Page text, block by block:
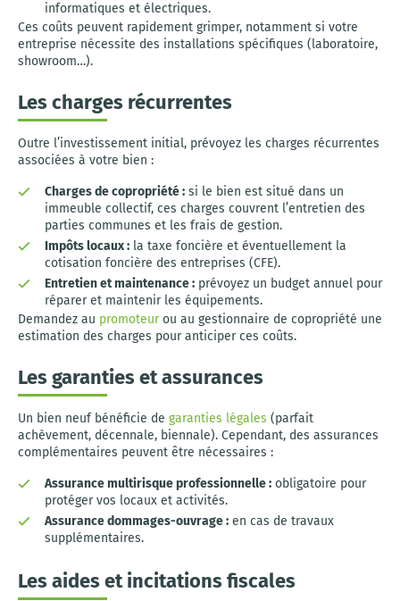
informatiques et électriques.
Ces coûts peuvent rapidement grimper, notamment si votre
entreprise nécessite des installations spécifiques (laboratoire,
showroom…).
Les charges récurrentes
Outre l’investissement initial, prévoyez les charges récurrentes
associées à votre bien :
Charges de copropriété : si le bien est situé dans un
immeuble collectif, ces charges couvrent l’entretien des
parties communes et les frais de gestion.
Impôts locaux : la taxe foncière et éventuellement la
cotisation foncière des entreprises (CFE).
Entretien et maintenance : prévoyez un budget annuel pour
réparer et maintenir les équipements.
Demandez au promoteurou au gestionnaire de copropriété une
estimation des charges pour anticiper ces coûts.
Les garanties et assurances
Un bien neuf bénéficie de garanties légales (parfait
achèvement, décennale, biennale). Cependant, des assurances
complémentaires peuvent être nécessaires :
Assurance multirisque professionnelle : obligatoire pour
protéger vos locaux et activités.
Assurance dommages-ouvrage : en cas de travaux
supplémentaires.
Les aides et incitations fiscales